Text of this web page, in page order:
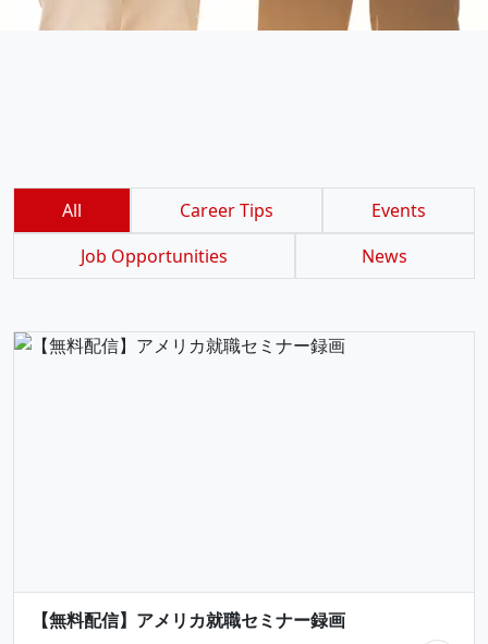
All Career Tips
Events
Job Opportunities
News
【無料配信】アメリカ就職セミナー録画